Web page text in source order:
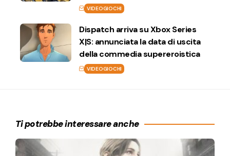
VIDEOGIOCHI
Dispatch arriva su Xbox Series
X|S: annunciata la data di uscita
della commedia supereroistica
VIDEOGIOCHI
Ti potrebbe interessare anche